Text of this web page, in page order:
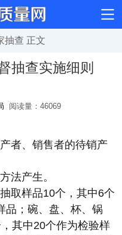
抽查 正文
抽查实施细则
阅读量： 46069
者、销售者的待销产
法产生。
取样品10个，其中6个
品；碗、盘、杯、锅
其中20个作为检验样